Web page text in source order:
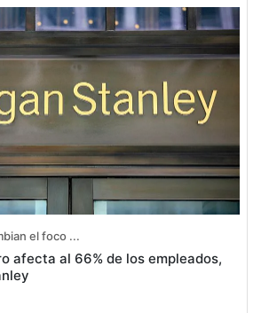
el foco ...
afecta al 66% de los empleados,